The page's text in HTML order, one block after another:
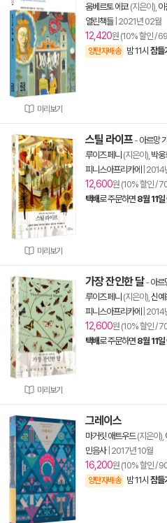
미리보기
움베르토 에코(지은이), 이
열린책들| 2021년 02월
12,420원 (10% 할인 /
양탄자배송 밤 11시 잠들
미리보기
스틸 라이프 - 아르망
루이즈 페니 (지은이), 박웅
피니스아프리카에
2014
12,600원 (10% 할인 /
택배로 주문하면 8월 11일
미리보기
가장 잔인한 달- 아르
루이즈 페니 (지은이), 신예
피니스아프리카에
2014
12,600원 (10% 할인 /
택배로 주문하면 8월 11일
그레이스
마거릿 애트우드(지은이),
민음사| 2017년 10월
16,200원 (10% 할인 /
양탄자배송 밤 11시 잠들